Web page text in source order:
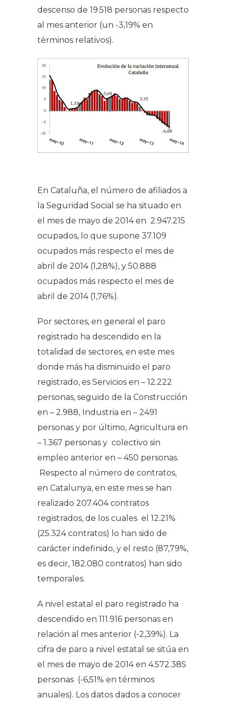
descenso de 19.518 personas respecto
al mes anterior (un -3,19% en
términos relativos).
En Cataluña, el número de afiliados a
la Seguridad Social se ha situado en
el mes de mayo de 2014 en 2.947.215
ocupados, lo que supone 37.109
ocupados más respecto el mes de
abril de 2014 (1,28%), y 50.888
ocupados más respecto el mes de
abril de 2014 (1,76%).
Por sectores, en general el paro
registrado ha descendido en la
totalidad de sectores, en este mes
donde más ha disminuido el paro
registrado, es Servicios en – 12.222
personas, seguido de la Construcción
en – 2.988, Industria en – 2491
personas y por último, Agricultura en
– 1.367 personas y colectivo sin
empleo anterior en – 450 personas.
Respecto al número de contratos,
en Catalunya, en este mes se han
realizado 207.404 contratos
registrados, de los cuales el 12.21%
(25.324 contratos) lo han sido de
carácter indefinido, y el resto (87,79%,
es decir, 182.080 contratos) han sido
temporales.
A nivel estatal el paro registrado ha
descendido en 111.916 personas en
relación al mes anterior (-2,39%). La
cifra de paro a nivel estatal se sitúa en
el mes de mayo de 2014 en 4.572.385
personas (-6,51% en términos
anuales). Los datos dados a conocer